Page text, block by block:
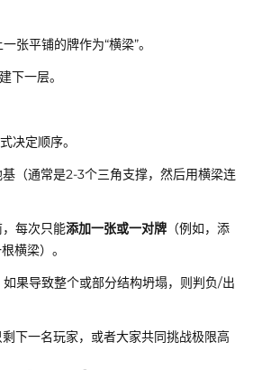
张平铺的牌作为“横梁”。
下一层。
决定顺序。
（通常是2-3个三角支撑，然后用横梁连
每次只能添加一张或一对牌 （例如，添
横梁）。
果导致整个或部分结构坍塌，则判负/出
下一名玩家，或者大家共同挑战极限高